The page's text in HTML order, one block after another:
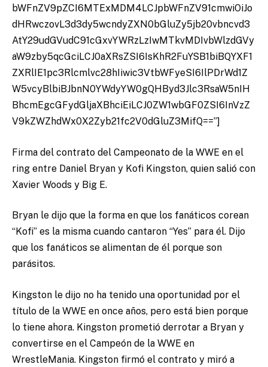
bWFnZV9pZCI6MTExMDM4LCJpbWFnZV91cmwiOiJo
dHRwczovL3d3dy5wcndyZXN0bGluZy5jb20vbncvd3
AtY29udGVudC91cGxvYWRzLzIwMTkvMDIvbWlzdGVy
aW9zby5qcGciLCJ0aXRsZSI6IsKhR2FuYSB1biBQYXF1
ZXRlIE1pc3Rlcmlvc28hIiwic3VtbWFyeSI6IlPDrWd1Z
W5vcyBlbiBJbnN0YWdyYW0gQHByd3Jlc3RsaW5nIH
BhcmEgcGFydGljaXBhciEiLCJ0ZW1wbGF0ZSI6InVzZ
V9kZWZhdWx0X2Zyb21fc2V0dGluZ3MifQ==”]
Firma del contrato del Campeonato de la WWE en el
ring entre Daniel Bryan y Kofi Kingston, quien salió con
Xavier Woods y Big E.
Bryan le dijo que la forma en que los fanáticos corean
“Kofi” es la misma cuando cantaron “Yes” para él. Dijo
que los fanáticos se alimentan de él porque son
parásitos.
Kingston le dijo no ha tenido una oportunidad por el
título de la WWE en once años, pero está bien porque
lo tiene ahora. Kingston prometió derrotar a Bryan y
convertirse en el Campeón de la WWE en
WrestleMania. Kingston firmó el contrato y miró a